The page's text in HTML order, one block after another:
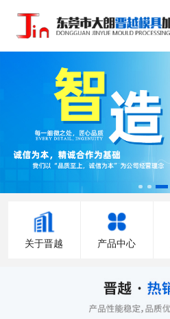
关于晋越 产品中心